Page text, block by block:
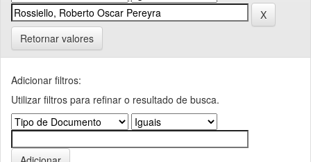
Retornar valores
Adicionar filtros:
Utilizar filtros para refinar o resultado de busca.